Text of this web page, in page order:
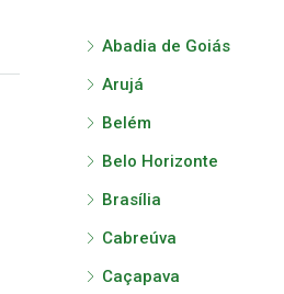
Abadia de Goiás
Arujá
Belém
Belo Horizonte
Brasília
Cabreúva
Caçapava